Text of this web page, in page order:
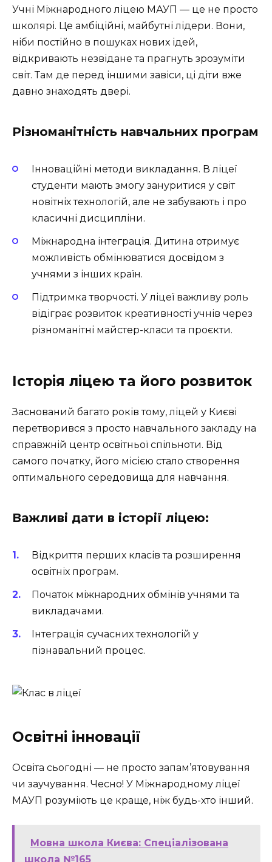
Учні Міжнародного ліцею МАУП — це не просто
школярі. Це амбіційні, майбутні лідери. Вони,
ніби постійно в пошуках нових ідей,
відкривають незвідане та прагнуть зрозуміти
світ. Там де перед іншими завіси, ці діти вже
давно знаходять двері.
Різноманітність навчальних програм
Інноваційні методи викладання. В ліцеї
студенти мають змогу зануритися у світ
новітніх технологій, але не забувають і про
класичні дисципліни.
Міжнародна інтеграція. Дитина отримує
можливість обмінюватися досвідом з
учнями з інших країн.
Підтримка творчості. У ліцеї важливу роль
відіграє розвиток креативності учнів через
різноманітні майстер-класи та проєкти.
Історія ліцею та його розвиток
Заснований багато років тому, ліцей у Києві
перетворився з просто навчального закладу на
справжній центр освітньої спільноти. Від
самого початку, його місією стало створення
оптимального середовища для навчання.
Важливі дати в історії ліцею:
Відкриття перших класів та розширення
освітніх програм.
Початок міжнародних обмінів учнями та
викладачами.
Інтеграція сучасних технологій у
пізнавальний процес.
Освітні інновації
Освіта сьогодні — не просто запам’ятовування
чи заучування. Чесно! У Міжнародному ліцеї
МАУП розуміють це краще, ніж будь-хто інший.
Мовна школа Києва: Спеціалізована
школа №165